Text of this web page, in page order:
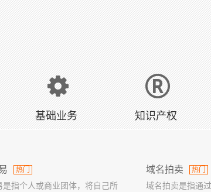
基础业务 知识产权
热门
是指个人或商业团体，将自己所
域名拍卖 热门
域名拍卖是指通